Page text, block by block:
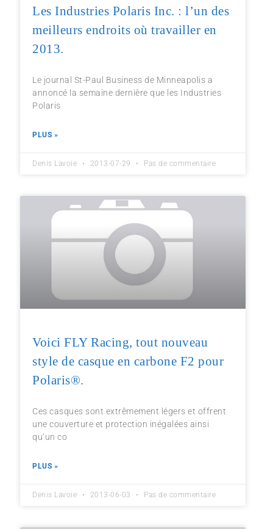
Les Industries Polaris Inc. : l’un des
meilleurs endroits où travailler en
2013.
Le journal St-Paul Business de Minneapolis a
annoncé la semaine dernière que les Industries
Polaris
PLUS »
Denis Lavoie 2013-07-29 Pas de commentaire
Voici FLY Racing, tout nouveau
style de casque en carbone F2 pour
Polaris®.
Ces casques sont extrêmement légers et offrent
une couverture et protection inégalées ainsi
qu’un co
PLUS »
Denis Lavoie 2013-06-03 Pas de commentaire